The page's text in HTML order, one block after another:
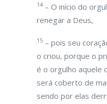
14 – O início do
renegar a Deus,
15 – pois seu
o criou, porque o
é o orgulho aquele
será coberto de
sendo por elas